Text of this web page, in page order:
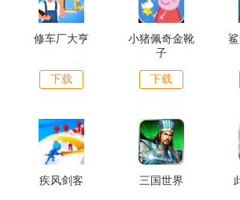
修车厂大亨
下载
小猪佩奇金靴
子
下载
疾风剑客 三国世界